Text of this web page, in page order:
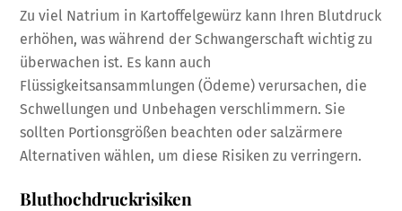
Zu viel Natrium in Kartoffelgewürz kann Ihren Blutdruck
erhöhen, was während der Schwangerschaft wichtig zu
überwachen ist. Es kann auch
Flüssigkeitsansammlungen (Ödeme) verursachen, die
Schwellungen und Unbehagen verschlimmern. Sie
sollten Portionsgrößen beachten oder salzärmere
Alternativen wählen, um diese Risiken zu verringern.
Bluthochdruckrisiken